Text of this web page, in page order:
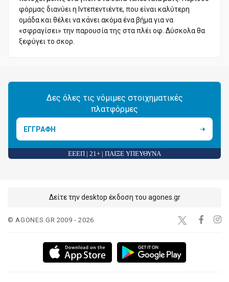
φόρμας διανύει η Ιντεπεντιέντε, που είναι καλύτερη
ομάδα και θέλει να κάνει ακόμα ένα βήμα για να
«σφραγίσει» την παρουσία της στα πλέι οφ. Δύσκολα θα
ξεφύγει το σκορ.
Δες όλες τις νόμιμες στοιχηματικές
πλατφόρμες
ΕΓΓΡΑΦΗ
ΕΕΕΠ | 21+ | ΠΑΙΞΕ ΥΠΕΥΘΥΝΑ
Δείτε την desktop έκδοση του agones.gr
© AGONES.GR 2009 - 2026